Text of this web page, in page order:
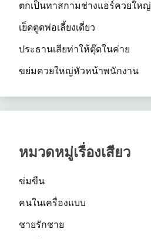
ตกเป็นทาสกามช่างแอร์ควยใหญ่
เย็ดตูดพ่อเลี้ยงเดี่ยว
ประธานเสียท่าให้ตุ๊ดในค่าย
ขย่มควยใหญ่หัวหน้าพนักงาน
หมวดหมู่เรื่องเสียว
ข่มขืน
คนในเครื่องแบบ
ชายรักชาย